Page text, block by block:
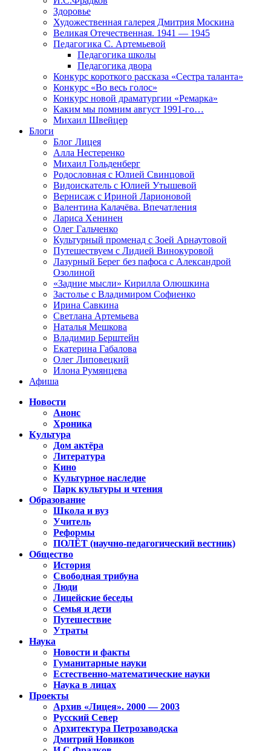
Здоровье
Художественная галерея Дмитрия Москина
Великая Отечественная. 1941 — 1945
Педагогика С. Артемьевой
Педагогика школы
Педагогика двора
Конкурс короткого рассказа «Сестра таланта»
Конкурс «Во весь голос»
Конкурс новой драматургии «Ремарка»
Каким мы помним август 1991-го…
Михаил Швейцер
Блоги
Блог Лицея
Алла Нестеренко
Михаил Гольденберг
Родословная с Юлией Свинцовой
Видоискатель с Юлией Утышевой
Вернисаж с Ириной Ларионовой
Валентина Калачёва. Впечатления
Лариса Хенинен
Олег Гальченко
Культурный променад с Зоей Арнаутовой
Путешествуем с Лидией Винокуровой
Лазурный Берег без пафоса с Александрой
Озолиной
«Задние мысли» Кирилла Олюшкина
Застолье с Владимиром Софиенко
Ирина Савкина
Светлана Артемьева
Наталья Мешкова
Владимир Берштейн
Екатерина Габалова
Олег Липовецкий
Илона Румянцева
Афиша
Новости
Анонс
Хроника
Культура
Дом актёра
Литература
Кино
Культурное наследие
Парк культуры и чтения
Образование
Школа и вуз
Учитель
Реформы
ПОЛЁТ (научно-педагогический вестник)
Общество
История
Свободная трибуна
Люди
Лицейские беседы
Семья и дети
Путешествие
Утраты
Наука
Новости и факты
Гуманитарные науки
Естественно-математические науки
Наука в лицах
Проекты
Архив «Лицея». 2000 — 2003
Русский Север
Архитектура Петрозаводска
Дмитрий Новиков